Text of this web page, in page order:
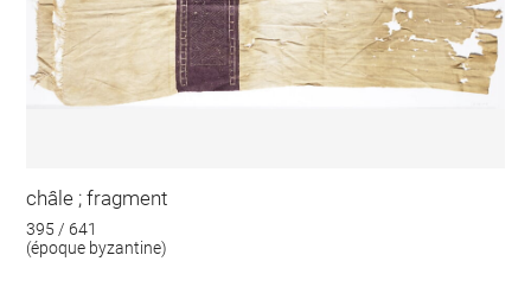
châle ; fragment
395 / 641
(époque byzantine)